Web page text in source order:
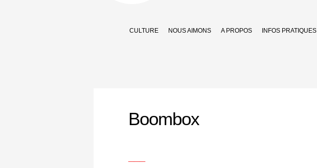
CULTURE NOUS AIMONS A PROPOS INFOS PRATIQUES
Boombox